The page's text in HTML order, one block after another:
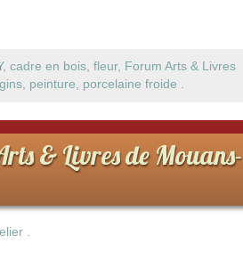
, cadre en bois, fleur, Forum Arts & Livres
, peinture, porcelaine froide .
& Livres de Mouans-
.